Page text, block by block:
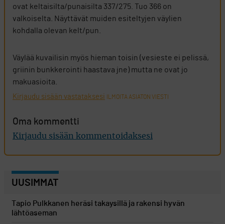
ovat keltaisilta/punaisilta 337/275. Tuo 366 on
valkoiselta. Näyttävät muiden esiteltyjen väylien
kohdalla olevan kelt/pun.
Väylää kuvailisin myös hieman toisin (vesieste ei pelissä,
griinin bunkkerointi haastava jne) mutta ne ovat jo
makuasioita.
Kirjaudu sisään vastataksesi ILMOITA ASIATON VIESTI
Oma kommentti
Kirjaudu sisään kommentoidaksesi
UUSIMMAT
Tapio Pulkkanen heräsi takaysillä ja rakensi hyvän
lähtöaseman